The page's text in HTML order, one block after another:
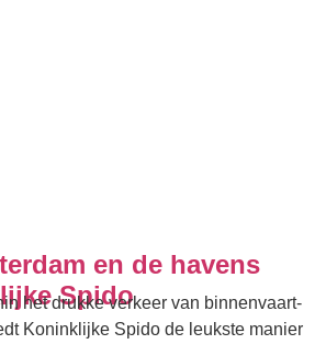
en de havens
Spido
het drukke verkeer van binnenvaart-
Koninklijke Spido de leukste manier